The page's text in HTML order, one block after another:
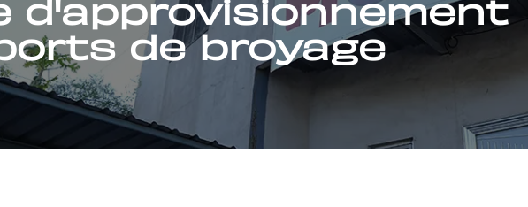
d'approvisionnement
de broyage